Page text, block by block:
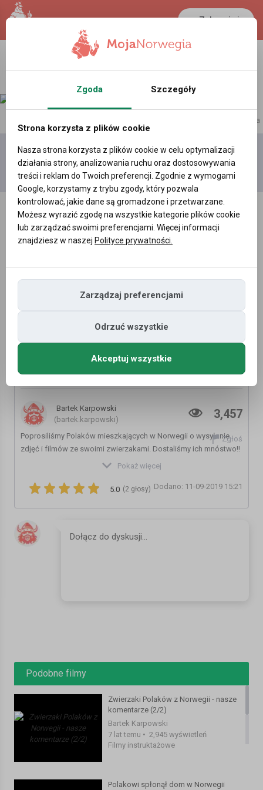
Zaloguj się
reklama
Dodaj
film
Moje
filmy
Wszystkie
Zwierzaki Polaków z Norwegii - nasze
komentarze
Bartek Karpowski
(bartek.karpowski)
3,457
Zgłoś
Poprosiliśmy Polaków mieszkających w Norwegii o wysyłanie
zdjęć i filmów ze swoimi zwierzakami. Dostaliśmy ich mnóstwo!!
Za co oczywiście bardzo dziękujemy.
To pierwszy odcinek z Waszymi milusińskimi!!
FACEBOOK: https://www.facebook.com/mojanorwegiapl/
Pokaż więcej
Dodano: 11-09-2019 15:21
(2 głosy)
5.0
Podobne filmy
Zwierzaki Polaków z Norwegii - nasze
komentarze (2/2)
Bartek Karpowski
7 lat temu • 2,945 wyświetleń
Filmy instruktażowe
Polakowi spłonął dom w Norwegii
Zgoda Szczegóły
Strona korzysta z plików cookie
Nasza strona korzysta z plików cookie w celu optymalizacji
działania strony, analizowania ruchu oraz dostosowywania
treści i reklam do Twoich preferencji. Zgodnie z wymogami
Google, korzystamy z trybu zgody, który pozwala
kontrolować, jakie dane są gromadzone i przetwarzane.
Możesz wyrazić zgodę na wszystkie kategorie plików cookie
lub zarządzać swoimi preferencjami. Więcej informacji
znajdziesz w naszej Polityce prywatności.
Zarządzaj preferencjami
Odrzuć wszystkie
Akceptuj wszystkie